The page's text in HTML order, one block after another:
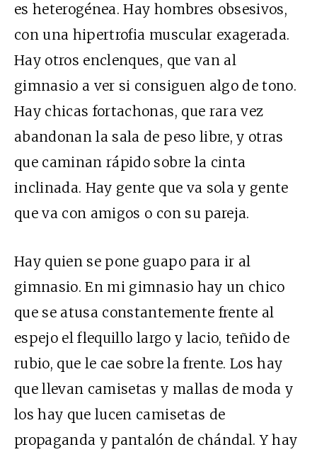
es heterogénea. Hay hombres obsesivos,
con una hipertrofia muscular exagerada.
Hay otros enclenques, que van al
gimnasio a ver si consiguen algo de tono.
Hay chicas fortachonas, que rara vez
abandonan la sala de peso libre, y otras
que caminan rápido sobre la cinta
inclinada. Hay gente que va sola y gente
que va con amigos o con su pareja.
Hay quien se pone guapo para ir al
gimnasio. En mi gimnasio hay un chico
que se atusa constantemente frente al
espejo el flequillo largo y lacio, teñido de
rubio, que le cae sobre la frente. Los hay
que llevan camisetas y mallas de moda y
los hay que lucen camisetas de
propaganda y pantalón de chándal. Y hay